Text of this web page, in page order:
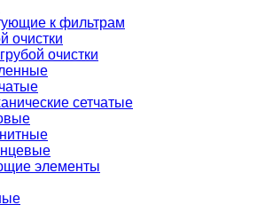
к фильтрам
очистки
очистки
сетчатые
элементы